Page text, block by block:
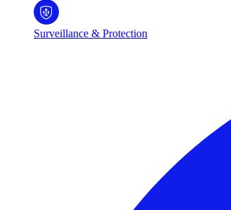
Surveillance & Protection